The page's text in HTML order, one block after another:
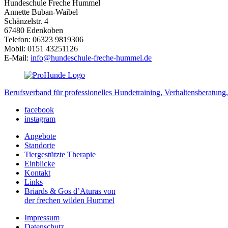
Hundeschule Freche Hummel
Annette Buban-Waibel
Schänzelstr. 4
67480 Edenkoben
Telefon: 06323 9819306
Mobil: 0151 43251126
E-Mail: info@hundeschule-freche-hummel.de
Berufsverband für professionelles Hundetraining,
facebook
instagram
Angebote
Standorte
Tiergestützte Therapie
Einblicke
Kontakt
Links
Briards & Gos d’Aturas von
der frechen wilden Hummel
Impressum